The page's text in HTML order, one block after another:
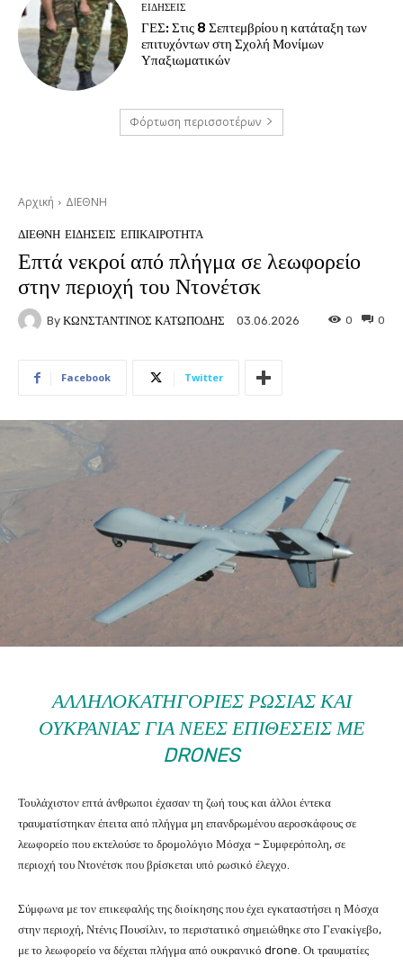
ΕΙΔΗΣΕΙΣ
ΓΕΣ: Στις 8 Σεπτεμβρίου η κατάταξη των
επιτυχόντων στη Σχολή Μονίμων
Υπαξιωματικών
Φόρτωση περισσοτέρων